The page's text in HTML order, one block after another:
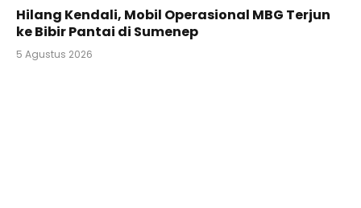
Hilang Kendali, Mobil Operasional MBG Terjun
ke Bibir Pantai di Sumenep
5 Agustus 2026